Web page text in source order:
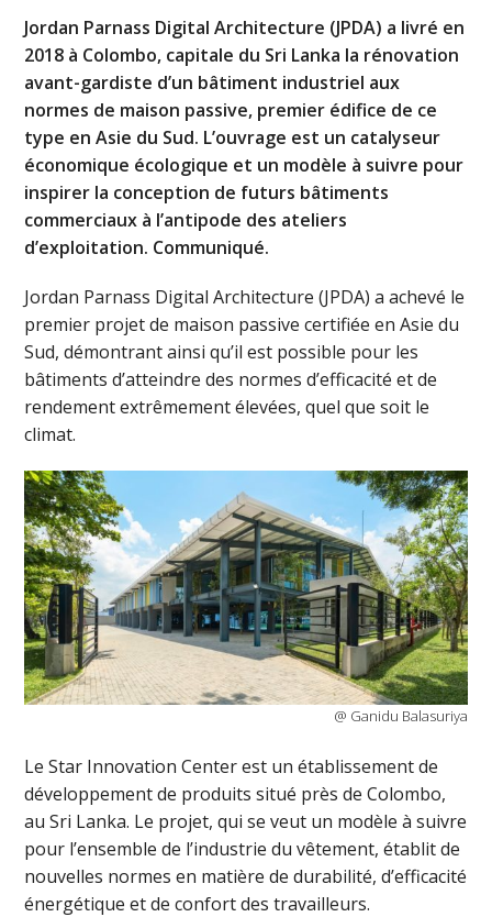
Jordan Parnass Digital Architecture (JPDA) a livré en
2018 à Colombo, capitale du Sri Lanka la rénovation
avant-gardiste d’un bâtiment industriel aux
normes de maison passive, premier édifice de ce
type en Asie du Sud. L’ouvrage est un catalyseur
économique écologique et un modèle à suivre pour
inspirer la conception de futurs bâtiments
commerciaux à l’antipode des ateliers
d’exploitation. Communiqué.
Jordan Parnass Digital Architecture (JPDA) a achevé le
premier projet de maison passive certifiée en Asie du
Sud, démontrant ainsi qu’il est possible pour les
bâtiments d’atteindre des normes d’efficacité et de
rendement extrêmement élevées, quel que soit le
climat.
@ Ganidu Balasuriya
Le Star Innovation Center est un établissement de
développement de produits situé près de Colombo,
au Sri Lanka. Le projet, qui se veut un modèle à suivre
pour l’ensemble de l’industrie du vêtement, établit de
nouvelles normes en matière de durabilité, d’efficacité
énergétique et de confort des travailleurs.